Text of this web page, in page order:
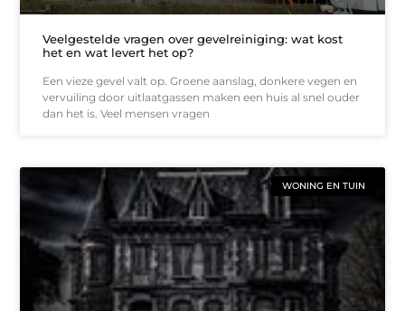
Veelgestelde vragen over gevelreiniging: wat kost
het en wat levert het op?
Een vieze gevel valt op. Groene aanslag, donkere vegen en
vervuiling door uitlaatgassen maken een huis al snel ouder
dan het is. Veel mensen vragen
WONING EN TUIN